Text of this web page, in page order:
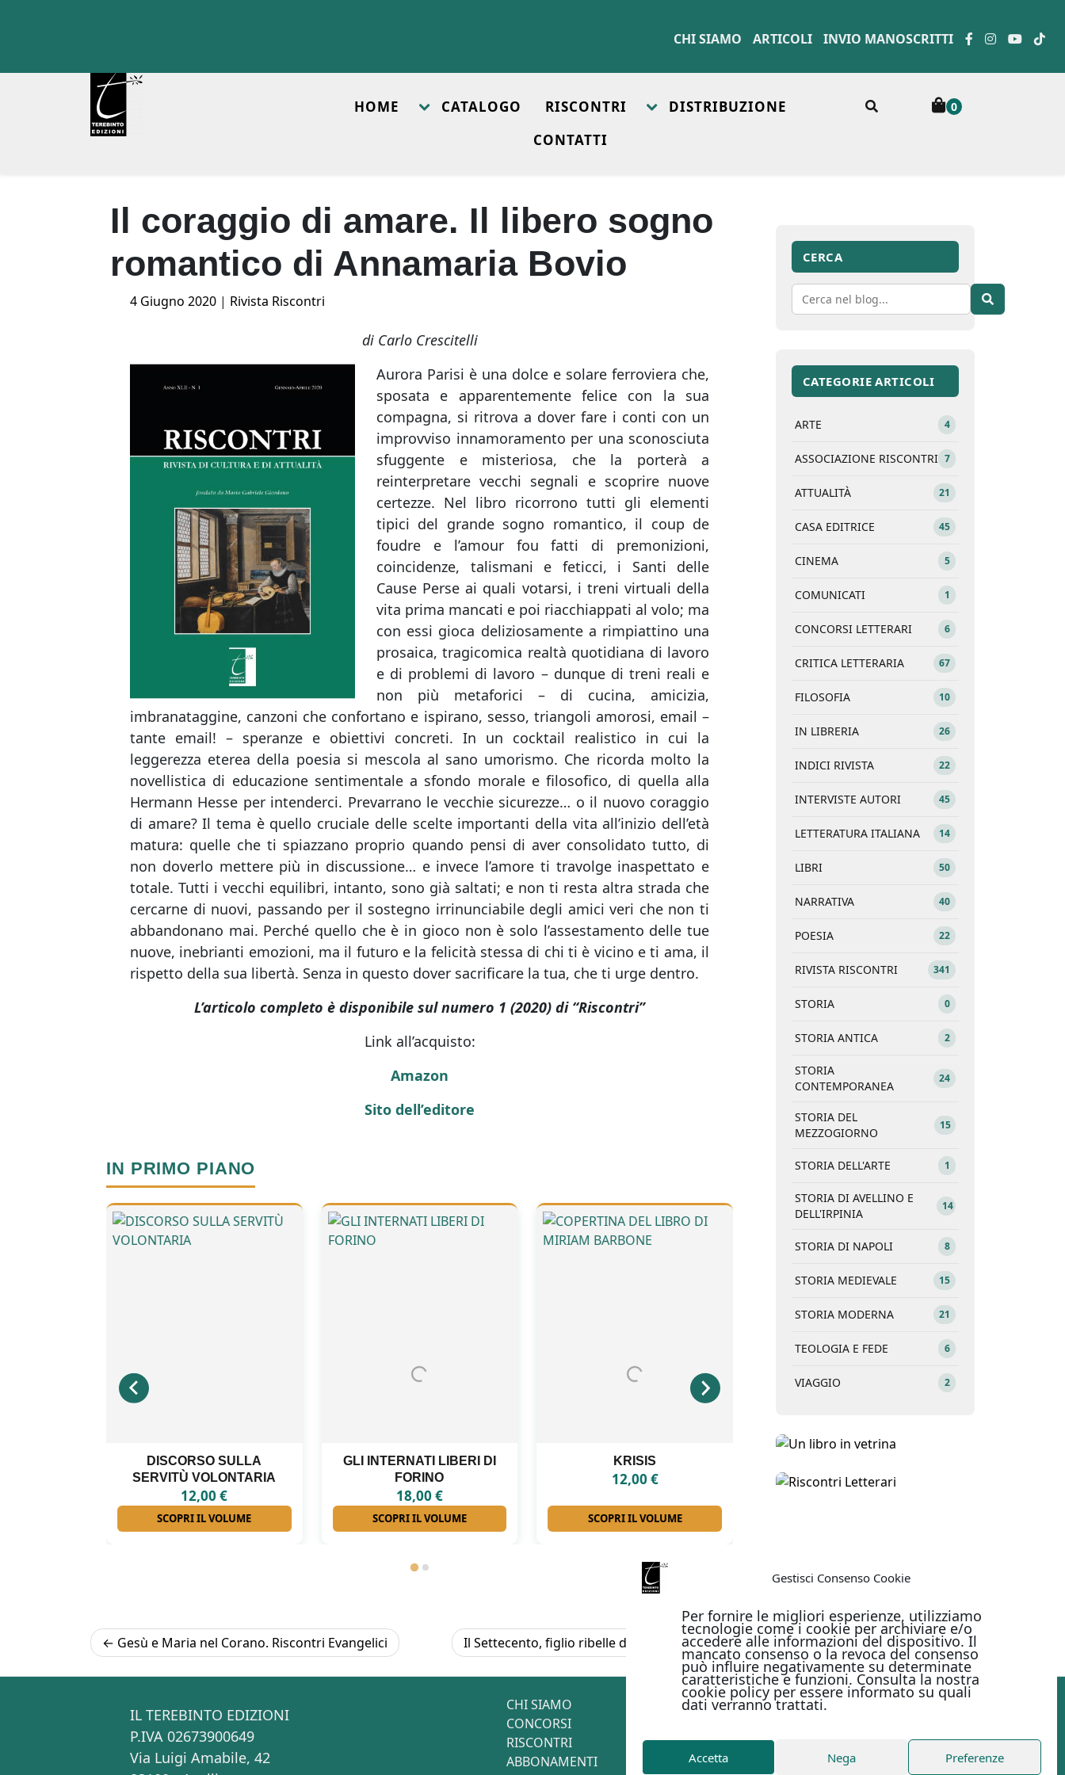
Gestisci Consenso Cookie
Per fornire le migliori esperienze, utilizziamo
tecnologie come i cookie per archiviare e/o
accedere alle informazioni del dispositivo. Il
mancato consenso o la revoca del consenso
può influire negativamente su determinate
caratteristiche e funzioni. Consulta la nostra
cookie policy per essere informato su quali
dati verranno trattati.
Accetta Nega Preferenze
CHI SIAMO ARTICOLI INVIO MANOSCRITTI
HOME CATALOGO RISCONTRI
DISTRIBUZIONE
CONTATTI
0
Il coraggio di amare. Il libero sogno
romantico di Annamaria Bovio
Posted
4 Giugno 2020 | Rivista Riscontri
di Carlo Crescitelli
Aurora Parisi è una dolce e solare ferroviera che,
sposata e apparentemente felice con la sua
compagna, si ritrova a dover fare i conti con un
improvviso innamoramento per una sconosciuta
sfuggente e misteriosa, che la porterà a
reinterpretare vecchi segnali e scoprire nuove
certezze. Nel libro ricorrono tutti gli elementi
tipici del grande sogno romantico, il coup de
foudre e l’amour fou fatti di premonizioni,
coincidenze, talismani e feticci, i Santi delle
Cause Perse ai quali votarsi, i treni virtuali della
vita prima mancati e poi riacchiappati al volo; ma
con essi gioca deliziosamente a rimpiattino una
prosaica, tragicomica realtà quotidiana di lavoro
e di problemi di lavoro – dunque di treni reali e
non più metaforici – di cucina, amicizia,
imbranataggine, canzoni che confortano e ispirano, sesso, triangoli amorosi, email –
tante email! – speranze e obiettivi concreti. In un cocktail realistico in cui la
leggerezza eterea della poesia si mescola al sano umorismo. Che ricorda molto la
novellistica di educazione sentimentale a sfondo morale e filosofico, di quella alla
Hermann Hesse per intenderci. Prevarrano le vecchie sicurezze… o il nuovo coraggio
di amare? Il tema è quello cruciale delle scelte importanti della vita all’inizio dell’età
matura: quelle che ti spiazzano proprio quando pensi di aver consolidato tutto, di
non doverlo mettere più in discussione… e invece l’amore ti travolge inaspettato e
totale. Tutti i vecchi equilibri, intanto, sono già saltati; e non ti resta altra strada che
cercarne di nuovi, passando per il sostegno irrinunciabile degli amici veri che non ti
abbandonano mai. Perché quello che è in gioco non è solo l’assestamento delle tue
nuove, inebrianti emozioni, ma il futuro e la felicità stessa di chi ti è vicino e ti ama, il
rispetto della sua libertà. Senza in questo dover sacrificare la tua, che ti urge dentro.
L’articolo completo è disponibile sul numero 1 (2020) di “Riscontri”
Link all’acquisto:
Amazon
Sito dell’editore
IN PRIMO PIANO
DISCORSO SULLA
SERVITÙ VOLONTARIA
GLI INTERNATI LIBERI DI
Navigazione
articoli
Gesù e Maria nel Corano. Riscontri Evangelici Il Settecento, figlio ribelle del Rinascimento
CERCA
CATEGORIE ARTICOLI
ARTE 4
ASSOCIAZIONE RISCONTRI 7
ATTUALITÀ 21
CASA EDITRICE 45
CINEMA 5
COMUNICATI 1
CONCORSI LETTERARI 6
CRITICA LETTERARIA 67
FILOSOFIA 10
IN LIBRERIA 26
INDICI RIVISTA 22
INTERVISTE AUTORI 45
LETTERATURA ITALIANA 14
LIBRI 50
NARRATIVA 40
POESIA 22
RIVISTA RISCONTRI 341
STORIA 0
STORIA ANTICA 2
STORIA
CONTEMPORANEA
24
STORIA DEL
MEZZOGIORNO
15
STORIA DELL'ARTE 1
STORIA DI AVELLINO E
DELL'IRPINIA
14
STORIA DI NAPOLI 8
STORIA MEDIEVALE 15
STORIA MODERNA 21
TEOLOGIA E FEDE 6
VIAGGIO 2
IL TEREBINTO EDIZIONI
P.IVA 02673900649
Via Luigi Amabile, 42
CHI SIAMO
CONCORSI
RISCONTRI
ABBONAMENTI
PAGAMENTI ONLINE CON